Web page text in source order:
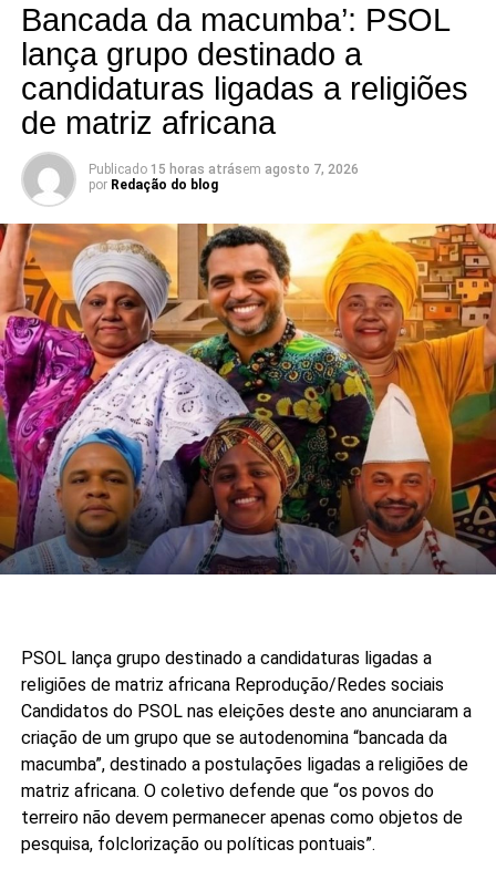
Bancada da macumba’: PSOL
lança grupo destinado a
candidaturas ligadas a religiões
de matriz africana
Publicado 15 horas atrásem agosto 7, 2026
por Redação do blog
PSOL lança grupo destinado a candidaturas ligadas a
religiões de matriz africana Reprodução/Redes sociais
Candidatos do PSOL nas eleições deste ano anunciaram a
criação de um grupo que se autodenomina “bancada da
macumba”, destinado a postulações ligadas a religiões de
matriz africana. O coletivo defende que “os povos do
terreiro não devem permanecer apenas como objetos de
pesquisa, folclorização ou políticas pontuais”.